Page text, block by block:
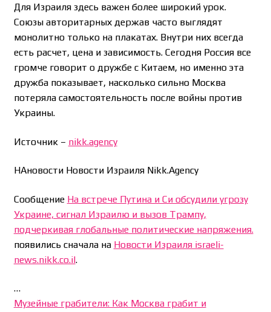
Для Израиля здесь важен более широкий урок.
Союзы авторитарных держав часто выглядят
монолитно только на плакатах. Внутри них всегда
есть расчет, цена и зависимость. Сегодня Россия все
громче говорит о дружбе с Китаем, но именно эта
дружба показывает, насколько сильно Москва
потеряла самостоятельность после войны против
Украины.
Источник – nikk.agency
НАновости Новости Израиля Nikk.Agency
Сообщение На встрече Путина и Си обсудили угрозу
Украине, сигнал Израилю и вызов Трампу,
подчеркивая глобальные политические напряжения.
появились сначала на Новости Израиля israeli-
news.nikk.co.il.
…
Музейные грабители: Как Москва грабит и